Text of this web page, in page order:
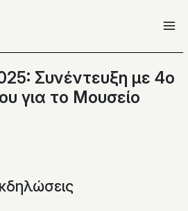
Συνέντευξη με 4ο
για το Moυσείο